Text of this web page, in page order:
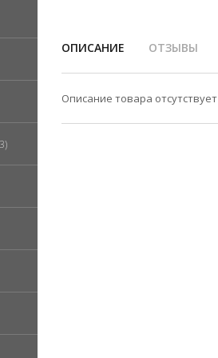
ОПИСАНИЕ ОТЗЫВЫ
Описание товара отсутствует